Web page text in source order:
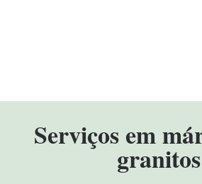
Serviços em
granitos